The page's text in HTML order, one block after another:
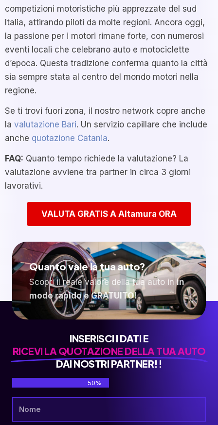
competizioni motoristiche più apprezzate del sud
Italia, attirando piloti da molte regioni. Ancora oggi,
la passione per i motori rimane forte, con numerosi
eventi locali che celebrano auto e motociclette
d’epoca. Questa tradizione conferma quanto la città
sia sempre stata al centro del mondo motori nella
regione.
Se ti trovi fuori zona, il nostro network copre anche
la valutazione Bari. Un servizio capillare che include
anche quotazione Catania.
FAQ: Quanto tempo richiede la valutazione? La
valutazione avviene tra partner in circa 3 giorni
lavorativi.
VALUTA GRATIS A Altamura ORA
Quanto vale la tua auto?
Scopri il reale valore della tua auto in in
modo rapido e GRATUITO!
INSERISCI I DATI E
RICEVI LA QUOTAZIONE DELLA TUA AUTO
DAI NOSTRI PARTNER!!
50%